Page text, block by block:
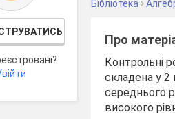
Бібліотека
Про
Контрольні
складена у 2
середнього
високого